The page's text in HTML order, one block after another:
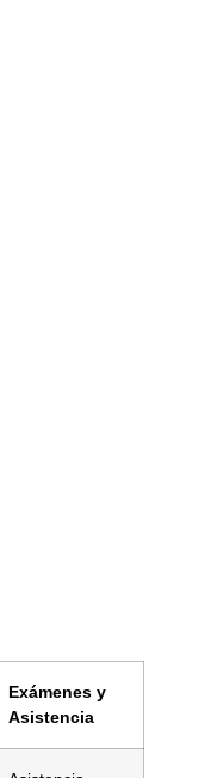
Exámenes y
Asistencia